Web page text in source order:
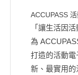
ACCUPASS
「讓生活因
為
打造的活動
新、最實用